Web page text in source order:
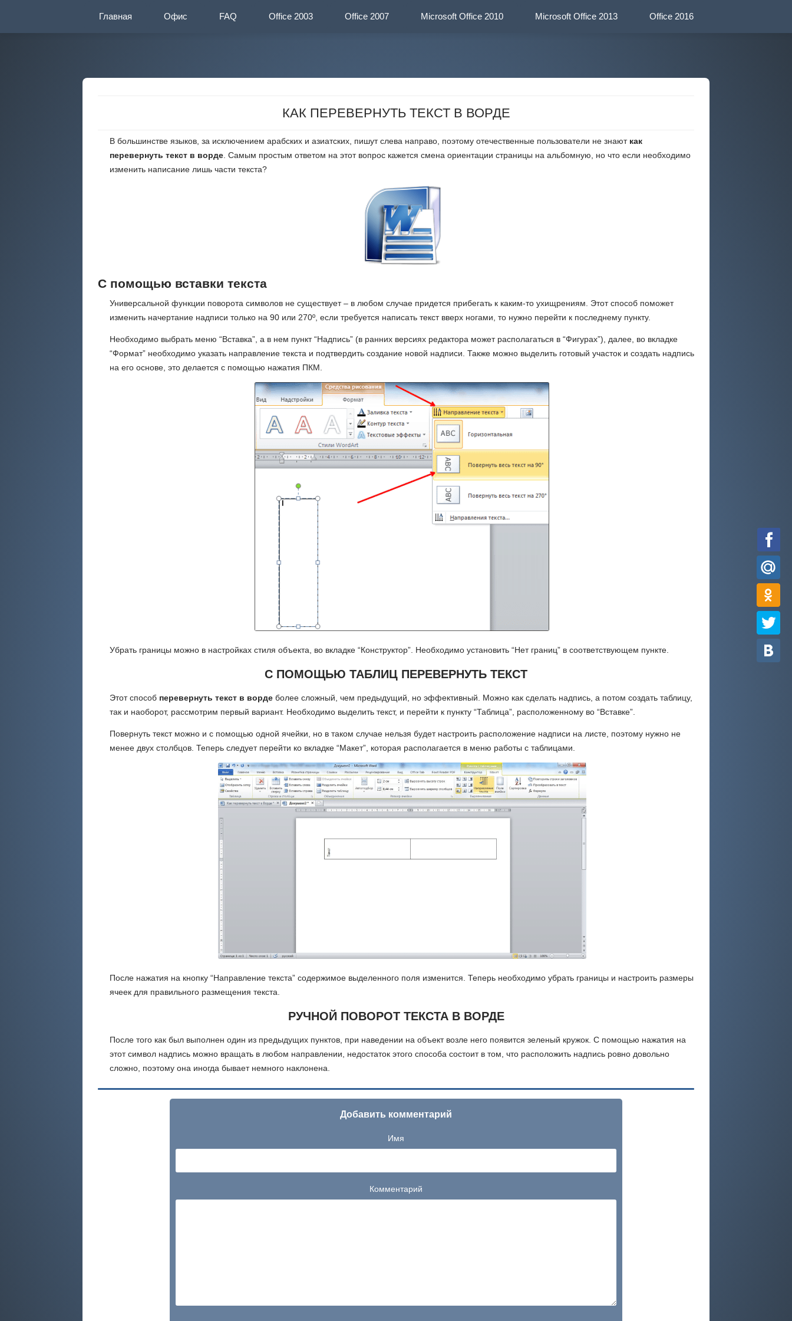
содержимому
Главная Офис FAQ Office 2003 Office 2007 MicrosoftOffice 2010 MicrosoftOffice 2013 Office 2016
КАК ПЕРЕВЕРНУТЬ ТЕКСТ В ВОРДЕ
В большинстве языков, за исключением арабских и азиатских, пишут слева направо, поэтому отечественные пользователи не знают как
перевернуть текст в ворде . Самым простым ответом на этот вопрос кажется смена ориентации страницы на альбомную, но что если необходимо
изменить написание лишь части текста?
С помощью вставки текста
Универсальной функции поворота символов не существует – в любом случае придется прибегать к каким-то ухищрениям. Этот способ поможет
изменить начертание надписи только на 90 или 270º, если требуется написать текст вверх ногами, то нужно перейти к последнему пункту.
Необходимо выбрать меню “Вставка”, а в нем пункт “Надпись” (в ранних версиях редактора может располагаться в “Фигурах”), далее, во вкладке
“Формат” необходимо указать направление текста и подтвердить создание новой надписи. Также можно выделить готовый участок и создать надпись
на его основе, это делается с помощью нажатия ПКМ.
Убрать границы можно в настройках стиля объекта, во вкладке “Конструктор”. Необходимо установить “Нет границ” в соответствующем пункте.
С ПОМОЩЬЮ ТАБЛИЦ ПЕРЕВЕРНУТЬ ТЕКСТ
Этот способ перевернуть текст в ворде более сложный, чем предыдущий, но эффективный. Можно как сделать надпись, а потом создать таблицу,
так и наоборот, рассмотрим первый вариант. Необходимо выделить текст, и перейти к пункту “Таблица”, расположенному во “Вставке”.
Повернуть текст можно и с помощью одной ячейки, но в таком случае нельзя будет настроить расположение надписи на листе, поэтому нужно не
менее двух столбцов. Теперь следует перейти ко вкладке “Макет”, которая располагается в меню работы с таблицами.
После нажатия на кнопку “Направление текста” содержимое выделенного поля изменится. Теперь необходимо убрать границы и настроить размеры
ячеек для правильного размещения текста.
РУЧНОЙ ПОВОРОТ ТЕКСТА В ВОРДЕ
После того как был выполнен один из предыдущих пунктов, при наведении на объект возле него появится зеленый кружок. С помощью нажатия на
этот символ надпись можно вращать в любом направлении, недостаток этого способа состоит в том, что расположить надпись ровно довольно
сложно, поэтому она иногда бывает немного наклонена.
Добавить комментарий
Имя
Комментарий